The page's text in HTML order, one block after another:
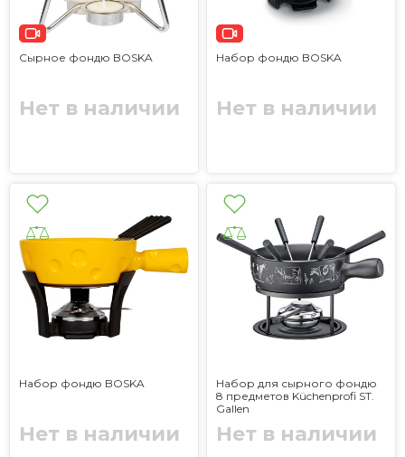
Сырное фондю BOSKA
Нет в наличии
Набор фондю BOSKA
Нет в наличии
Набор фондю BOSKA
Нет в наличии
Набор для сырного фондю
8 предметов Küchenprofi ST.
Gallen
Нет в наличии